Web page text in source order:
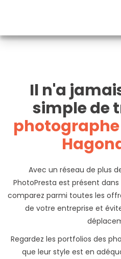
Il n'a
simple de
Avec un réseau de plus
PhotoPresta est présent
comparez parmi toutes les
de votre entreprise et
Regardez les portfolios des
que leur style est en